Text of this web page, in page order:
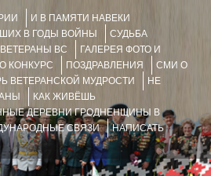
И В ПАМЯТИ НАВЕКИ
В ГОДЫ ВОЙНЫ
СУДЬБА
ВС
ГАЛЕРЕЯ ФОТО И
КОНКУРС ПОЗДРАВЛЕНИЯ
СМИ О
ВЕТЕРАНСКОЙ МУДРОСТИ
НЕ
КАК ЖИВЁШЬ
ДЕРЕВНИ ГРОДНЕНЩИНЫ В
СВЯЗИ
НАПИСАТЬ